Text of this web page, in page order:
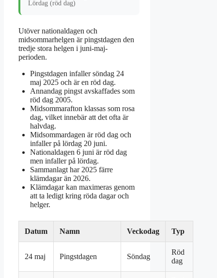
Lördag (röd dag)
Utöver nationaldagen och
midsommarhelgen är pingstdagen den
tredje stora helgen i juni-maj-
perioden.
Pingstdagen infaller söndag 24
maj 2025 och är en röd dag.
Annandag pingst avskaffades som
röd dag 2005.
Midsommarafton klassas som rosa
dag, vilket innebär att det ofta är
halvdag.
Midsommardagen är röd dag och
infaller på lördag 20 juni.
Nationaldagen 6 juni är röd dag
men infaller på lördag.
Sammanlagt har 2025 färre
klämdagar än 2026.
Klämdagar kan maximeras genom
att ta ledigt kring röda dagar och
helger.
Datum Namn Veckodag Typ
24 maj Pingstdagen Söndag
Röd
dag